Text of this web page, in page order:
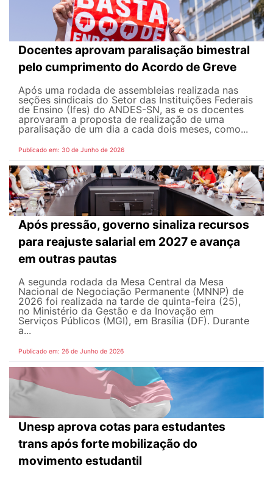
Docentes aprovam paralisação bimestral
pelo cumprimento do Acordo de Greve
Após uma rodada de assembleias realizada nas
seções sindicais do Setor das Instituições Federais
de Ensino (Ifes) do ANDES-SN, as e os docentes
aprovaram a proposta de realização de uma
paralisação de um dia a cada dois meses, como...
Publicado em: 30 de Junho de 2026
Após pressão, governo sinaliza recursos
para reajuste salarial em 2027 e avança
em outras pautas
A segunda rodada da Mesa Central da Mesa
Nacional de Negociação Permanente (MNNP) de
2026 foi realizada na tarde de quinta-feira (25),
no Ministério da Gestão e da Inovação em
Serviços Públicos (MGI), em Brasília (DF). Durante
a...
Publicado em: 26 de Junho de 2026
Unesp aprova cotas para estudantes
trans após forte mobilização do
movimento estudantil